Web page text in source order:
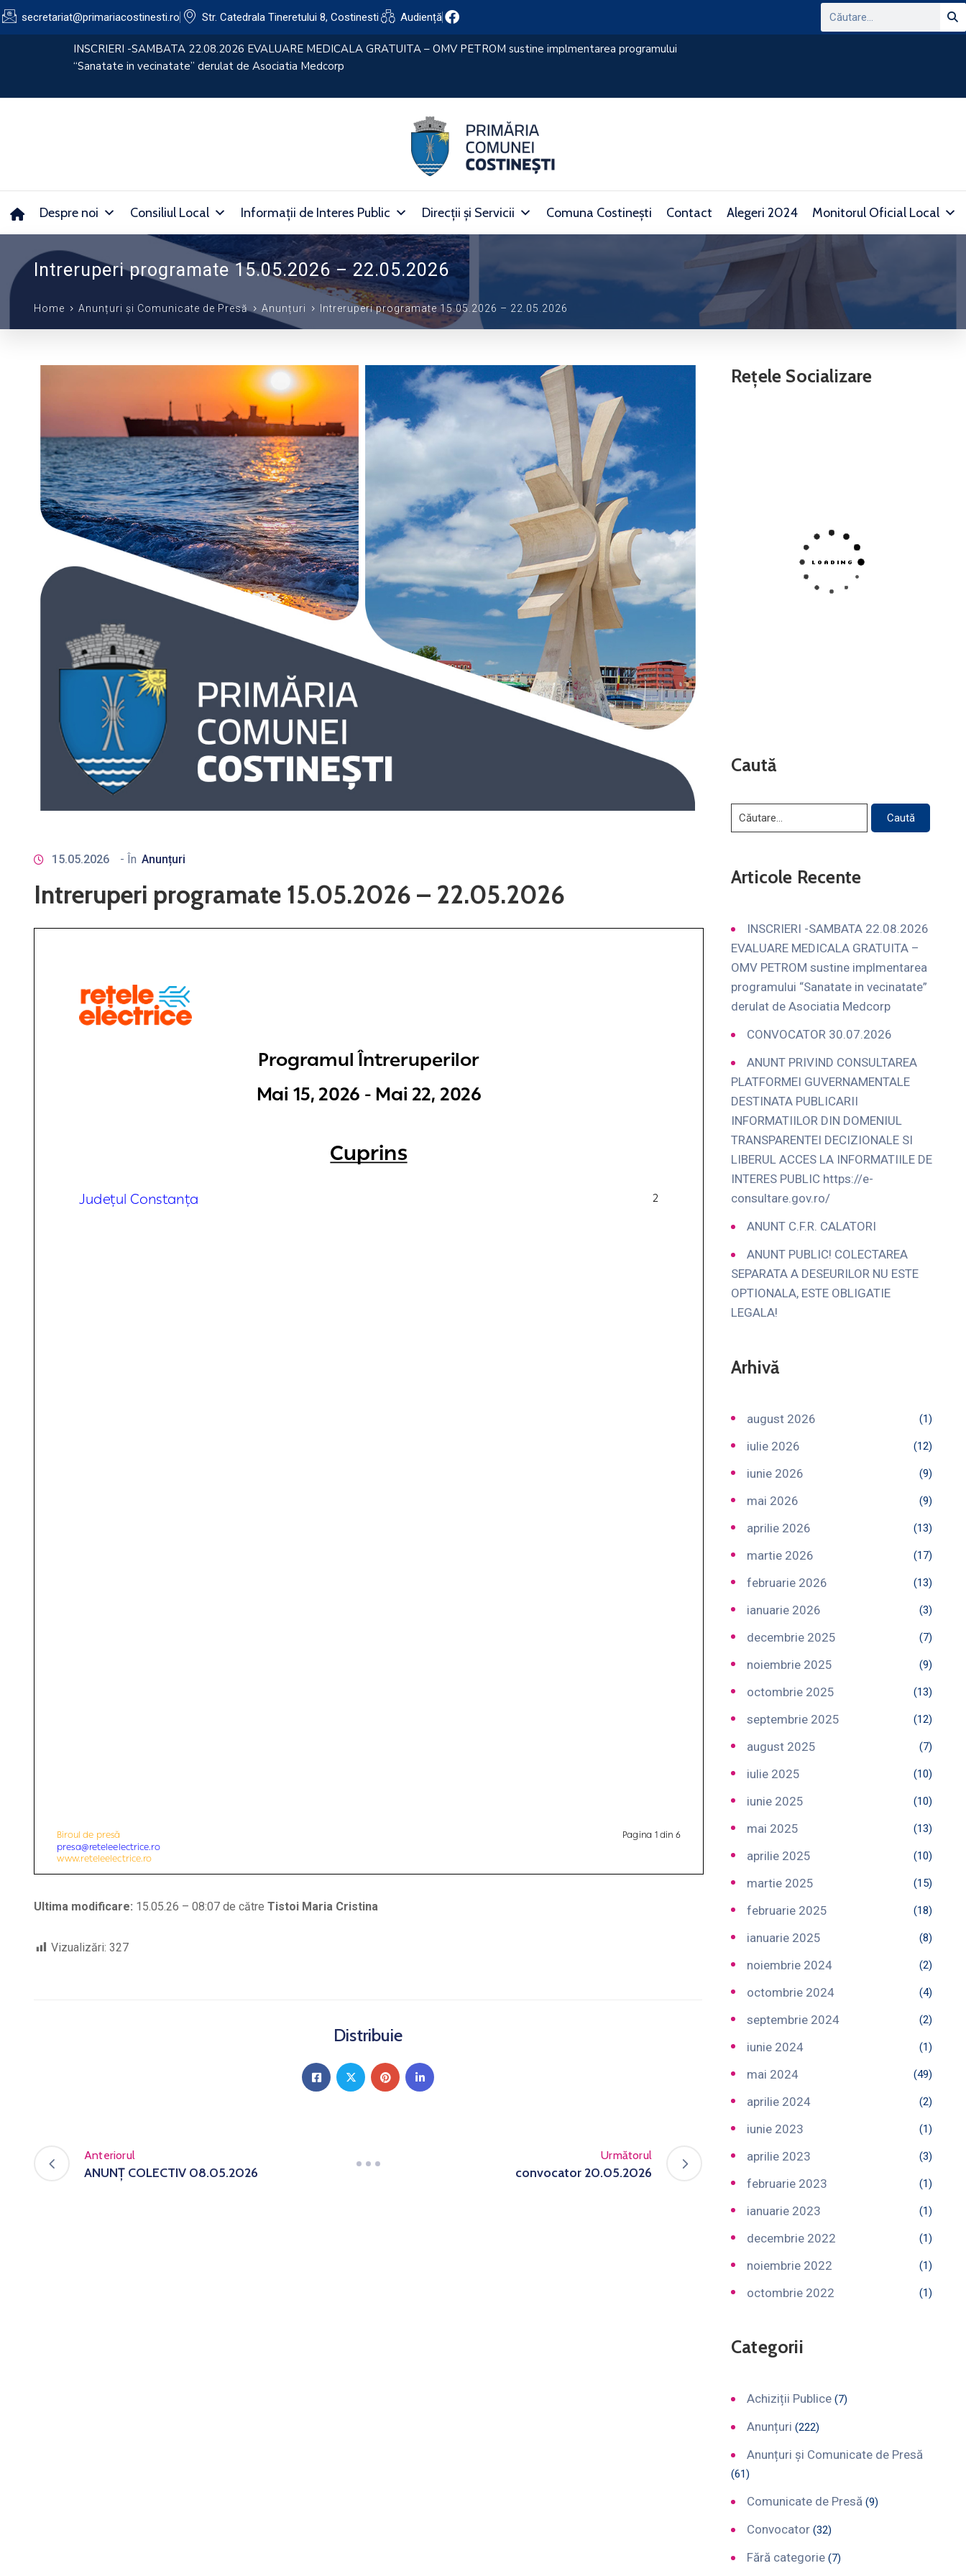
secretariat@primariacostinesti.ro​ Str. Catedrala Tineretului 8, Costinesti Audiență
CONVOCATOR 30.07.2026
Despre noi Consiliul Local Informații de Interes Public Direcții și Servicii Comuna Costinești Contact Alegeri 2024 Monitorul Oficial Local
Intreruperi programate 15.05.2026 – 22.05.2026
Home Anunțuri și Comunicate de Presă Anunțuri Intreruperi programate 15.05.2026 – 22.05.2026
15.05.2026 - În Anunțuri
Intreruperi programate 15.05.2026 – 22.05.2026
Ultima modificare: 15.05.26 – 08:07 de către Tistoi Maria Cristina
Vizualizări: 327
Distribuie
Anteriorul
ANUNȚ COLECTIV 08.05.2026
Următorul
convocator 20.05.2026
Rețele Socializare
Caută
Articole Recente
INSCRIERI -SAMBATA 22.08.2026
EVALUARE MEDICALA GRATUITA –
OMV PETROM sustine implmentarea
programului “Sanatate in vecinatate”
derulat de Asociatia Medcorp
CONVOCATOR 30.07.2026
ANUNT PRIVIND CONSULTAREA
PLATFORMEI GUVERNAMENTALE
DESTINATA PUBLICARII
INFORMATIILOR DIN DOMENIUL
TRANSPARENTEI DECIZIONALE SI
LIBERUL ACCES LA INFORMATIILE DE
INTERES PUBLIC https://e-
consultare.gov.ro/
ANUNT C.F.R. CALATORI
ANUNT PUBLIC! COLECTAREA
SEPARATA A DESEURILOR NU ESTE
OPTIONALA, ESTE OBLIGATIE
LEGALA!
Arhivă
august 2026 (1)
iulie 2026 (12)
iunie 2026 (9)
mai 2026 (9)
aprilie 2026 (13)
martie 2026 (17)
februarie 2026 (13)
ianuarie 2026 (3)
decembrie 2025 (7)
noiembrie 2025 (9)
octombrie 2025 (13)
septembrie 2025 (12)
august 2025 (7)
iulie 2025 (10)
iunie 2025 (10)
mai 2025 (13)
aprilie 2025 (10)
martie 2025 (15)
februarie 2025 (18)
ianuarie 2025 (8)
noiembrie 2024 (2)
octombrie 2024 (4)
septembrie 2024 (2)
iunie 2024 (1)
mai 2024 (49)
aprilie 2024 (2)
iunie 2023 (1)
aprilie 2023 (3)
februarie 2023 (1)
ianuarie 2023 (1)
decembrie 2022 (1)
noiembrie 2022 (1)
octombrie 2022 (1)
Categorii
Achiziții Publice (7)
Anunțuri (222)
Anunțuri și Comunicate de Presă
(61)
Comunicate de Presă (9)
Convocator (32)
Fără categorie (7)